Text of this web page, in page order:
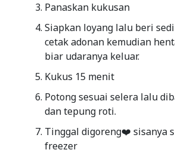
Panaskan kukusan
Siapkan loyang lalu beri
cetak adonan kemudian
biar udaranya keluar.
Kukus 15 menit
Potong sesuai selera lalu
dan tepung roti.
Tinggal digoreng❤️ sisanya
freezer